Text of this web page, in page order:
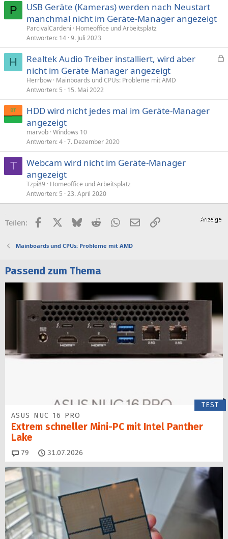
P
USB Geräte (Kameras) werden nach Neustart
manchmal nicht im Geräte-Manager angezeigt
ParcivalCardeni
Homeoffice und Arbeitsplatz
Antworten 14 9. Juli 2023
H
e
Realtek Audio Treiber installiert, wird aber
nicht im Geräte Manager angezeigt
Herrbow Mainboards und CPUs: Probleme mit AMD
Antworten 5 15. Mai 2022
HDD wird nicht jedes mal im Geräte-Manager
angezeigt
marvob Windows 10
Antworten 4 7. Dezember 2020
T
Webcam wird nicht im Geräte-Manager
angezeigt
Tzpi89
Homeoffice und Arbeitsplatz
Antworten 5 23. April 2020
Teilen: FacebookX (Twitter)
BlueskyRedditWhatsApp
E-MailLink
Mainboards und CPUs: Probleme mit AMD
Passend zum Thema
TEST
ASUS NUC 16 PRO
Extrem schneller Mini-PC mit Intel Panther
Lake
79 Kommentare
31.07.2026